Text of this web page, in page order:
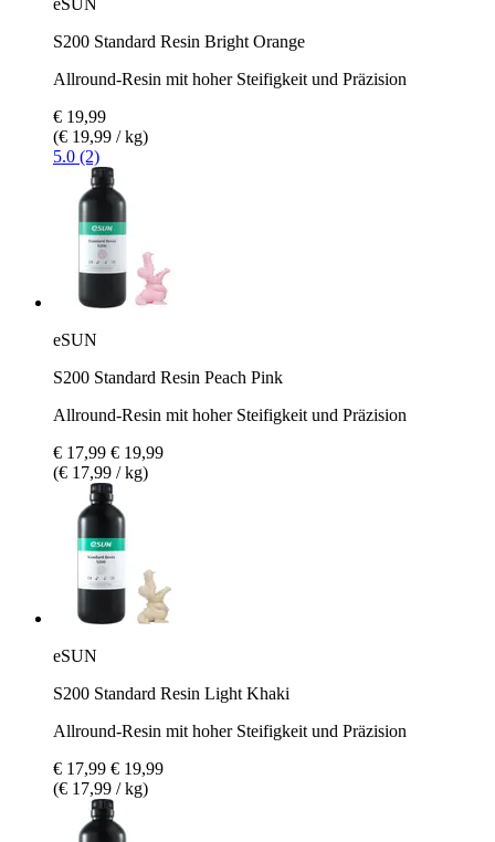
S200 Standard Resin Bright Orange
Allround-Resin mit hoher Steifigkeit und Präzision
€ 19,99
(€ 19,99 / kg)
5.0 (2)
eSUN
S200 Standard Resin Peach Pink
Allround-Resin mit hoher Steifigkeit und Präzision
€ 17,99 € 19,99
(€ 17,99 / kg)
eSUN
S200 Standard Resin Light Khaki
Allround-Resin mit hoher Steifigkeit und Präzision
€ 17,99 € 19,99
(€ 17,99 / kg)